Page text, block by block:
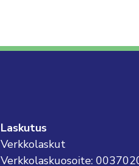
Laskutus
Verkkolaskut
Verkkolaskuosoite: